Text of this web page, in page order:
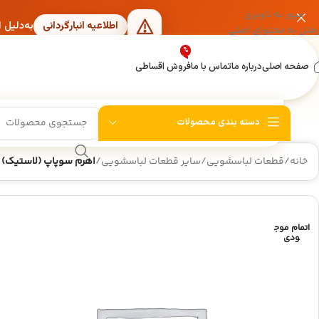
عبور به ناوبری
رفتن به محتوای اصلی
اطلاعیه انبارگردانی
صفحه اصلیدرباره ماتماس با مافروش اقساطی
%
دسته بندی محصولات
خانه/قطعات لباسشویی/سایر قطعات لباسشویی/اهرم سوپاپ (لاستیک)
اتمام موج
ودی